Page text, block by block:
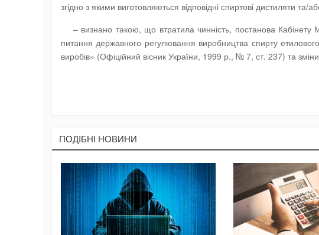
згідно з якими виготовляються відповідні спиртові дистиляти та/
– визнано такою, що втратила чинність, постанова
питання державного регулювання виробництва спирту
виробів» (Офіційний вісник України, 1999 р., № 7, ст. 237) та
ПОДIБНI НОВИНИ